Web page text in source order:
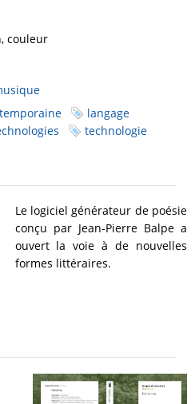
couleur
langage
technologie
Le logiciel générateur de poésie
conçu par Jean-Pierre Balpe a
ouvert la voie à de nouvelles
formes littéraires.